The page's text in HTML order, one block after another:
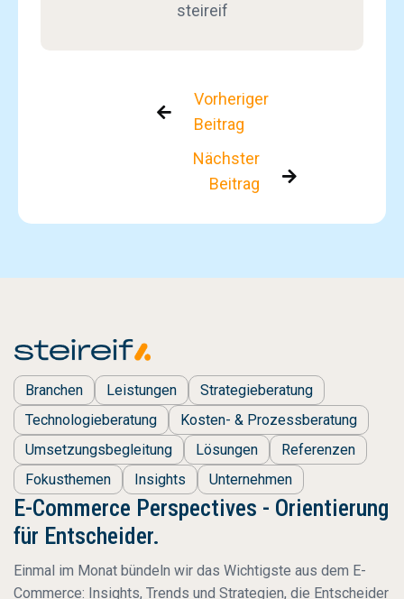
steireif

Vorheriger
Beitrag
Nächster
Beitrag

Branchen Leistungen
Strategieberatung
Technologieberatung
Kosten- & Prozessberatung
Umsetzungsbegleitung
Lösungen
Referenzen
Fokusthemen
Insights Unternehmen
E-Commerce Perspectives - Orientierung
für Entscheider.
Einmal im Monat bündeln wir das Wichtigste aus dem E-
Commerce: Insights, Trends und Strategien, die Entscheider